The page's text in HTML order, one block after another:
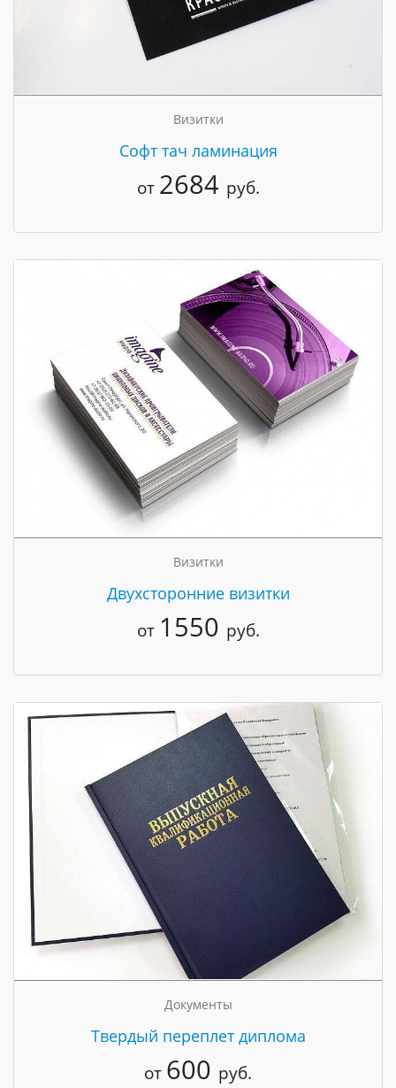
Визитки
Cофт тач ламинация
от 2684 руб.
Визитки
Двухсторонние визитки
от 1550 руб.
Документы
Твердый переплет диплома
от 600 руб.